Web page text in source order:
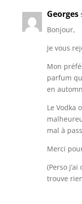
Georges
Bonjour,
Je vous
Mon
parfum
en
Le Vodka
mal à
Merci
(Perso
trouve